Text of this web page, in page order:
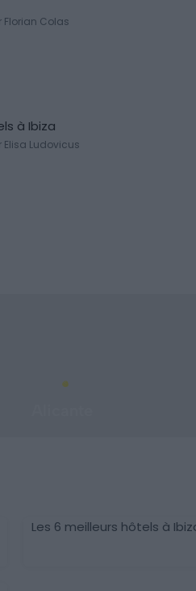
Florian Colas
à Ibiza
Elisa Ludovicus
Les 6 meilleurs hôtels à